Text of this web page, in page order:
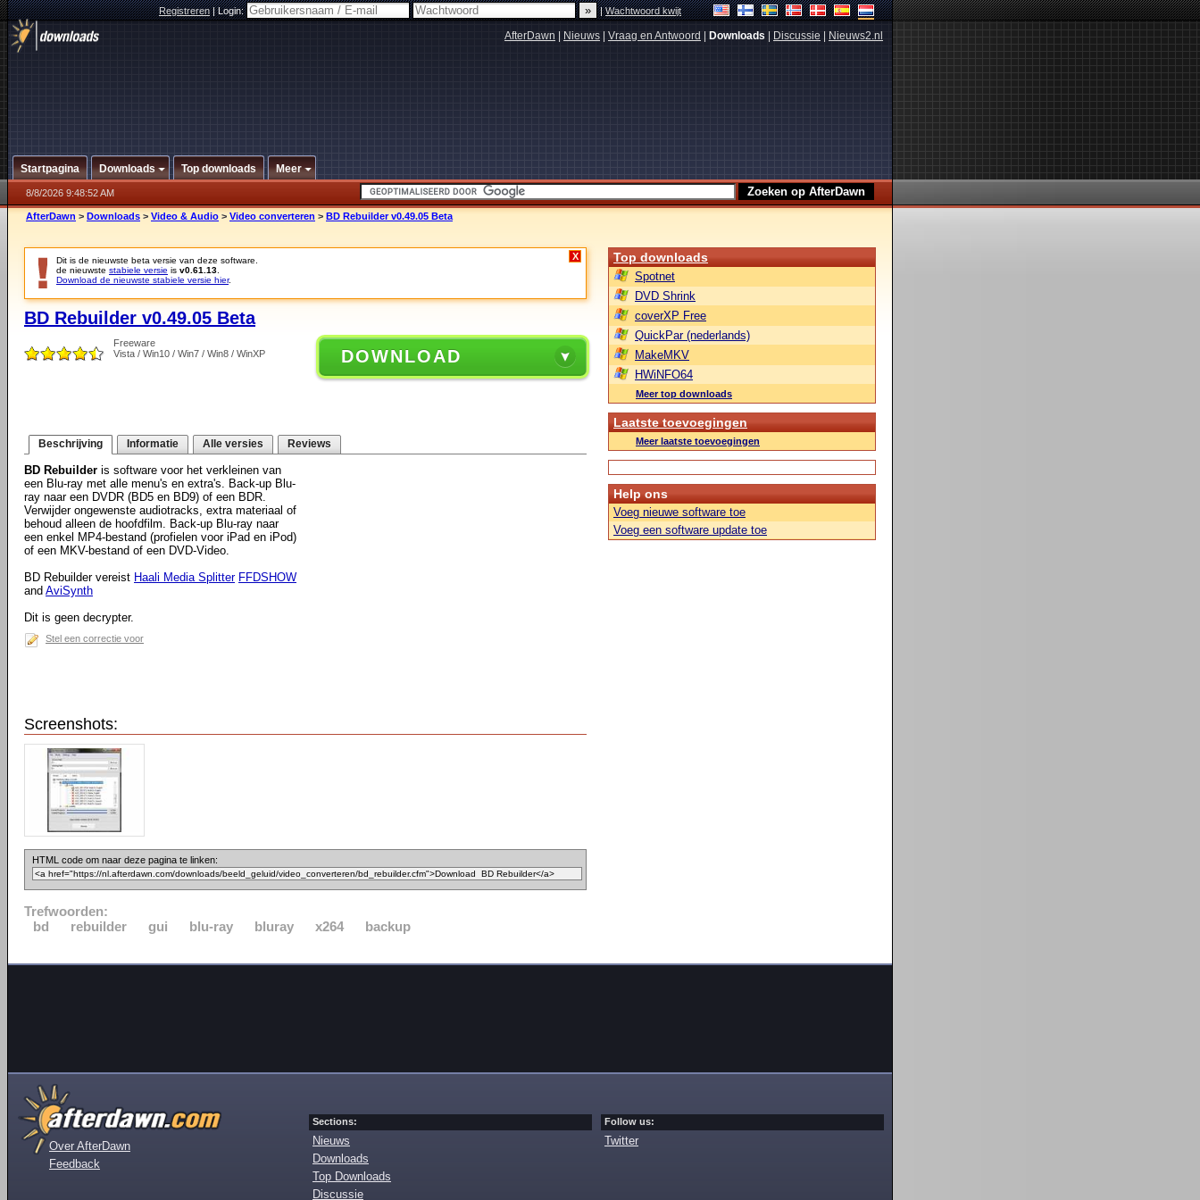
Registreren|Login: |Wachtwoord kwijt
AfterDawn Nieuws Vraag en Antwoord Downloads Discussie Nieuws2.nl
Startpagina Downloads Top downloads Meer
8/8/2026 9:48:52 AM
AfterDawn > Downloads > Video & Audio > Video converteren > BD Rebuilder v0.49.05 Beta
Dit is de nieuwste beta versie van deze software.
de nieuwste stabiele versie is v0.61.13
Download de nieuwste stabiele versie hier.
X
BD Rebuilder v0.49.05 Beta
Freeware
Vista / Win10 / Win7 / Win8 / WinXP
DOWNLOAD
Beschrijving Informatie Alle versies Reviews
BD Rebuilder is software voor het verkleinen van
een Blu-ray met alle menu's en extra's. Back-up Blu-
ray naar een DVDR (BD5 en BD9) of een BDR.
Verwijder ongewenste audiotracks, extra materiaal of
behoud alleen de hoofdfilm. Back-up Blu-ray naar
een enkel MP4-bestand (profielen voor iPad en iPod)
of een MKV-bestand of een DVD-Video.
BD Rebuilder vereist Haali Media Splitter FFDSHOW
and AviSynth
Dit is geen decrypter.
Stel een correctie voor
Screenshots:
HTML code om naar deze pagina te linken:
Trefwoorden:
bd
rebuilder gui blu-ray bluray x264 backup
Top downloads
Spotnet
DVD Shrink
coverXP Free
QuickPar (nederlands)
MakeMKV
HWiNFO64
Meer top downloads
Laatste toevoegingen
Meer laatste toevoegingen
Help ons
Voeg nieuwe software toe
Voeg een software update toe
Over AfterDawn
Feedback
Sections:
Nieuws
Downloads
Top Downloads
Discussie
Follow us:
Twitter